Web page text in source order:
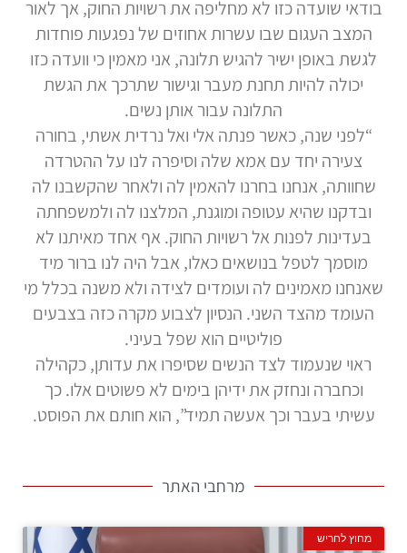
בודאי שועדה כזו לא מחליפה את רשויות החוק, אך לאור
המצב העגום שבו עשרות אחוזים של נפגעות פוחדות
לגשת באופן ישיר להגיש תלונה, אני מאמין כי וועדה כזו
יכולה להיות תחנת מעבר וגישור שתרכך את הגשת
התלונה עבור אותן נשים.
“לפני שנה, כאשר פנתה אלי ואל נרדית אשתי, בחורה
צעירה יחד עם אמא שלה וסיפרה לנו על ההטרדה
שחוותה, אנחנו בחרנו להאמין לה ולאחר שהקשבנו לה
ובדקנו שהיא עטופה ומוגנת, המלצנו לה ולמשפחתה
בעדינות לפנות אל רשויות החוק. אף אחד מאיתנו לא
מוסמך לטפל בנושאים כאלו, אבל היה לנו ברור מיד
שאנחנו מאמינים לה ועומדים לצידה ולא משנה בכלל מי
העומד מהצד השני. הנסיון לצבוע מקרה כזה בצבעים
פוליטיים הוא שפל בעיני.
ראוי שנעמוד לצד הנשים שסיפרו את עדותן, כקהילה
וכחברה ונחזק את ידיהן בימים לא פשוטים אלו. כך
עשיתי בעבר וכך אעשה תמיד”, הוא חותם את הפוסט.
מרחבי האתר
מחוץ לחריש